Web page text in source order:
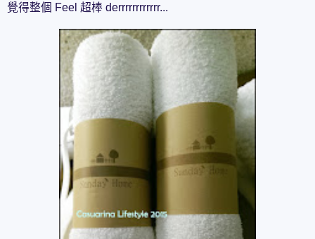
覺得整個 Feel 超棒 derrrrrrrrrrrr...